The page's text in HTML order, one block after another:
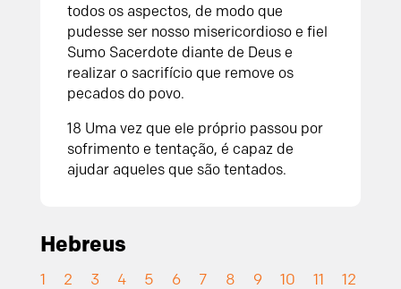
todos os aspectos, de modo que
pudesse ser nosso misericordioso e fiel
Sumo Sacerdote diante de Deus e
realizar o sacrifício que remove os
pecados do povo.
18 Uma vez que ele próprio passou por
sofrimento e tentação, é capaz de
ajudar aqueles que são tentados.
Hebreus
1 2 3 4 5 6 7 8 9 10 11 12